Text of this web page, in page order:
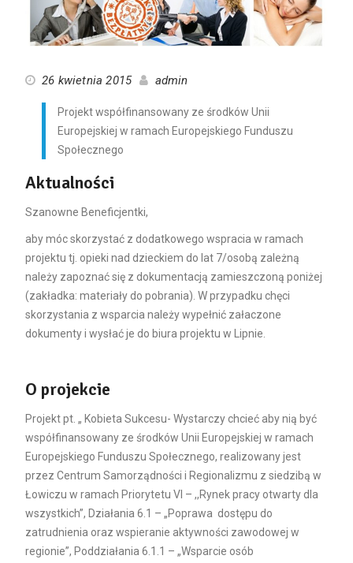
26 kwietnia 2015 admin
Projekt współfinansowany ze środków Unii
Europejskiej w ramach Europejskiego Funduszu
Społecznego
Aktualności
Szanowne Beneficjentki,
aby móc skorzystać z dodatkowego wspracia w ramach
projektu tj. opieki nad dzieckiem do lat 7/osobą zależną
należy zapoznać się z dokumentacją zamieszczoną poniżej
(zakładka: materiały do pobrania). W przypadku chęci
skorzystania z wsparcia należy wypełnić załaczone
dokumenty i wysłać je do biura projektu w Lipnie.
O projekcie
Projekt pt. „ Kobieta Sukcesu- Wystarczy chcieć aby nią być
współfinansowany ze środków Unii Europejskiej w ramach
Europejskiego Funduszu Społecznego, realizowany jest
przez Centrum Samorządności i Regionalizmu z siedzibą w
Łowiczu w ramach Priorytetu VI – ,,Rynek pracy otwarty dla
wszystkich”, Działania 6.1 – „Poprawa dostępu do
zatrudnienia oraz wspieranie aktywności zawodowej w
regionie”, Poddziałania 6.1.1 – „Wsparcie osób